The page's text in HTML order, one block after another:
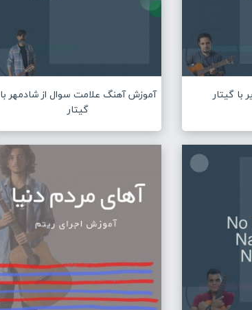
گیتار
آموزش آهنگ علامت سوال از شادمهر با
گیتار